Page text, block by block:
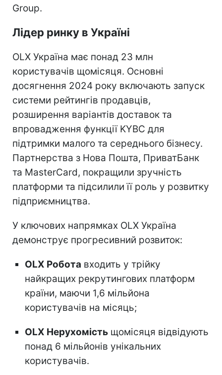
Group.
Лідер ринку в Україні
OLX Україна має понад 23 млн
користувачів щомісяця. Основні
досягнення 2024 року включають запуск
системи рейтингів продавців,
розширення варіантів доставок та
впровадження функції KYBC для
підтримки малого та середнього бізнесу.
Партнерства з Нова Пошта, ПриватБанк
та MasterCard, покращили зручність
платформи та підсилили її роль у розвитку
підприємництва.
У ключових напрямках OLX Україна
демонструє прогресивний розвиток:
OLX Робота входить у трійку
найкращих рекрутингових платформ
країни, маючи 1,6 мільйона
користувачів на місяць;
OLX Нерухомість щомісяця відвідують
понад 6 мільйонів унікальних
користувачів.